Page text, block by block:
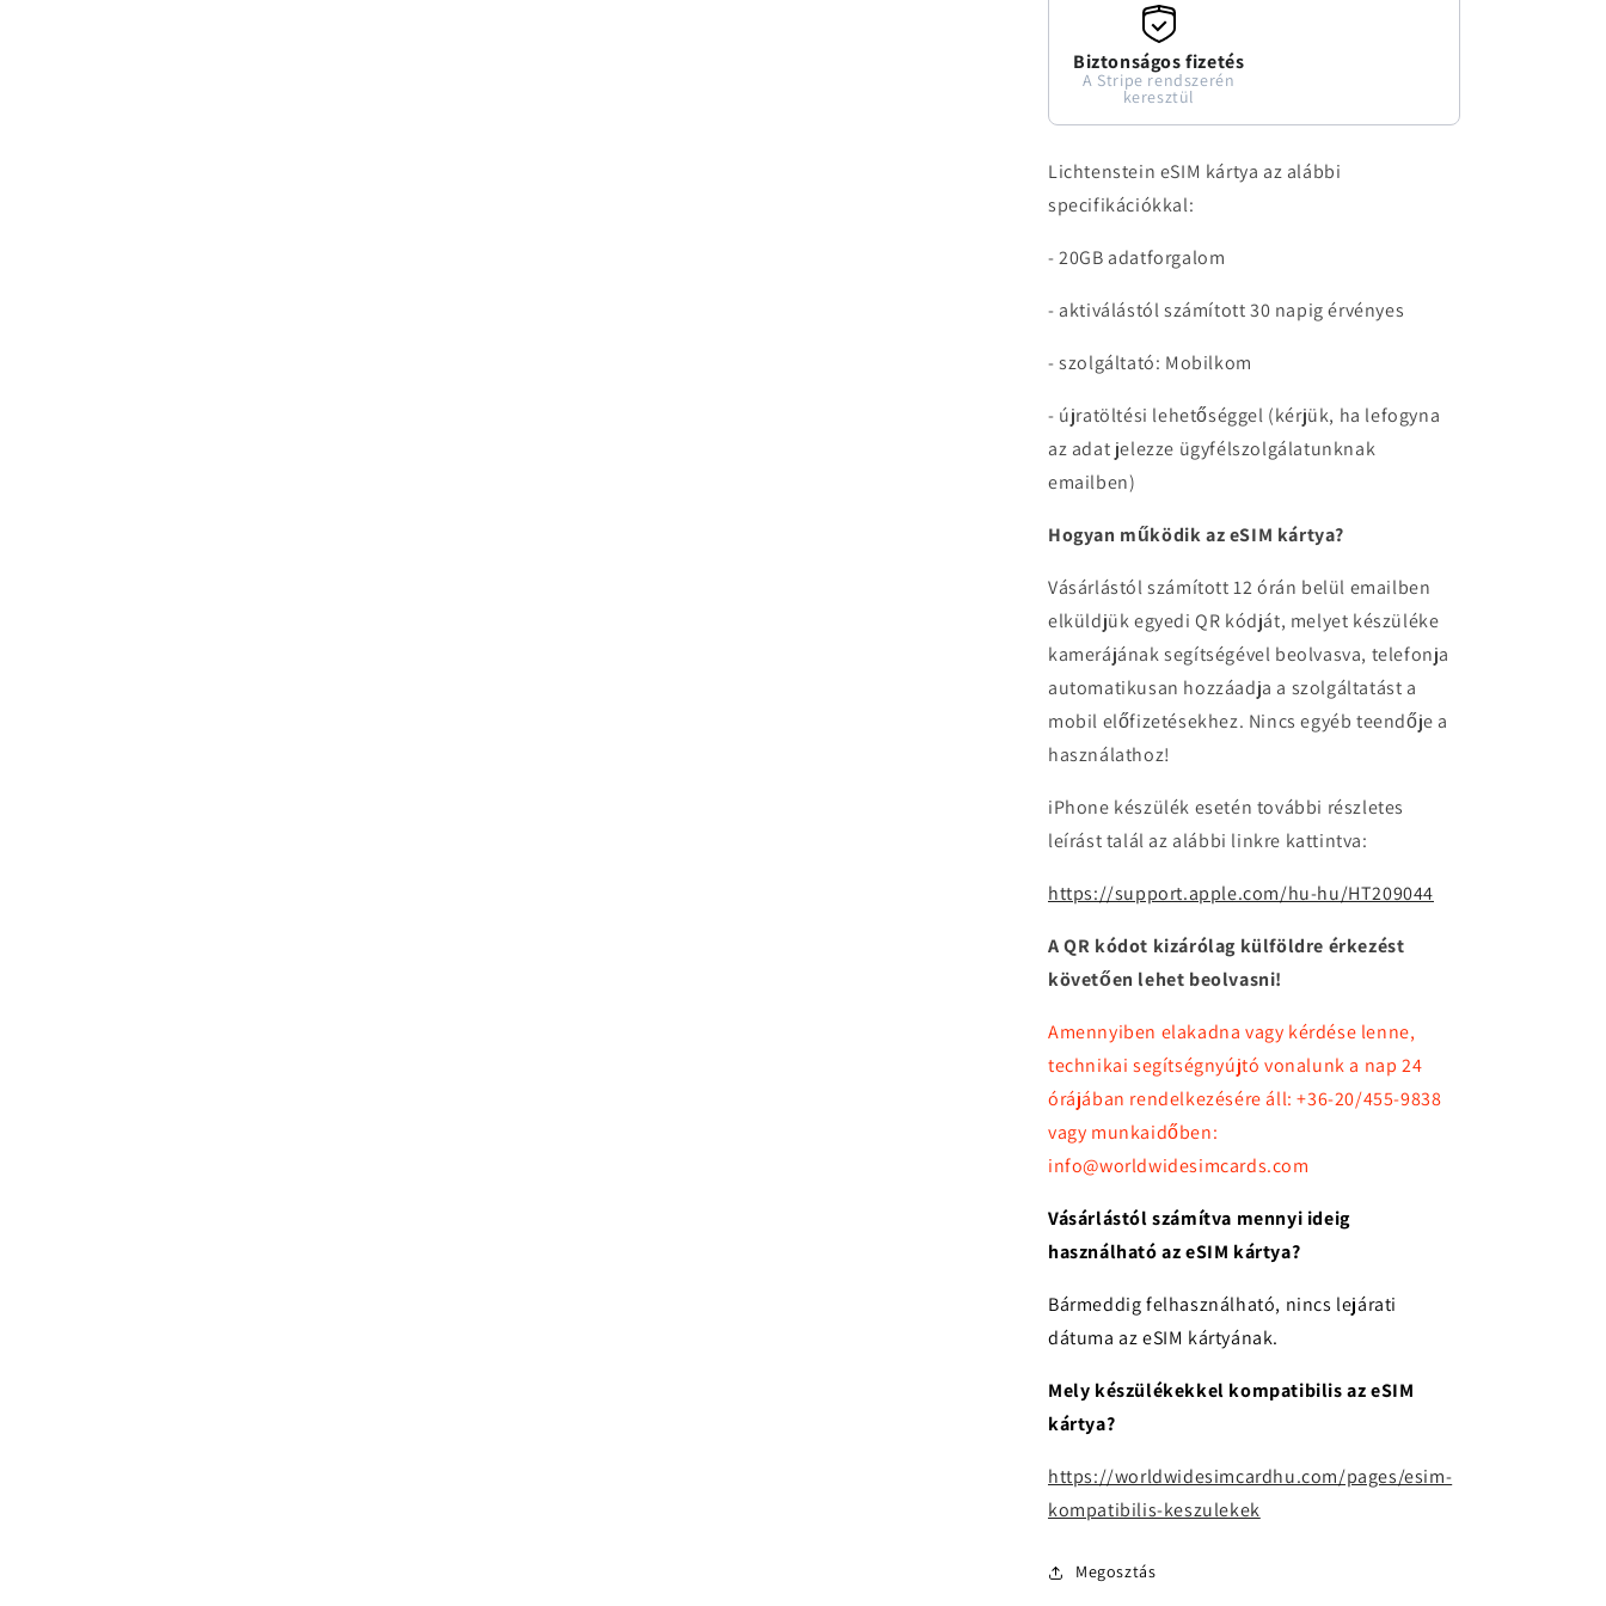
Biztonságos fizetés
A Stripe rendszerén
keresztül
Lichtenstein eSIM kártya az alábbi
specifikációkkal:
- 20GB adatforgalom
- aktiválástól számított 30 napig érvényes
- szolgáltató: Mobilkom
- újratöltési lehetőséggel (kérjük, ha lefogyna
az adat jelezze ügyfélszolgálatunknak
emailben)
Hogyan működik az eSIM kártya?
Vásárlástól számított 12 órán belül emailben
elküldjük egyedi QR kódját, melyet készüléke
kamerájának segítségével beolvasva, telefonja
automatikusan hozzáadja a szolgáltatást a
mobil előfizetésekhez. Nincs egyéb teendője a
használathoz!
iPhone készülék esetén további részletes
leírást talál az alábbi linkre kattintva:
https://support.apple.com/hu-hu/HT209044
A QR kódot kizárólag külföldre érkezést
követően lehet beolvasni!
Amennyiben elakadna vagy kérdése lenne,
technikai segítségnyújtó vonalunk a nap 24
órájában rendelkezésére áll: +36-20/455-9838
vagy munkaidőben:
info@worldwidesimcards.com
Vásárlástól számítva mennyi ideig
használható az eSIM kártya?
Bármeddig felhasználható, nincs lejárati
dátuma az eSIM kártyának.
Mely készülékekkel kompatibilis az eSIM
kártya?
https://worldwidesimcardhu.com/pages/esim-
kompatibilis-keszulekek
Megosztás